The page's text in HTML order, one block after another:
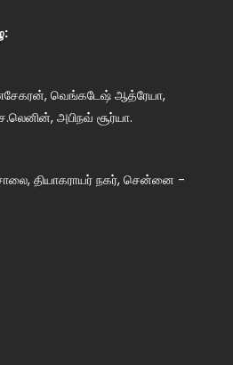
வெங்கடேஷ் ஆத்ரேயா,
அபிநவ் சூர்யா.
தியாகராயர் நகர், சென்னை -